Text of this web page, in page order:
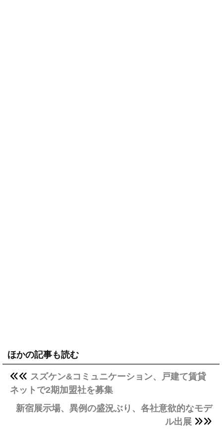
ほかの記事も読む
スズケン&コミュニケーション、戸建て賃貸
ネットで2期加盟社を募集
新宿展示場、異例の盛況ぶり、各社意欲的なモデ
ル出展